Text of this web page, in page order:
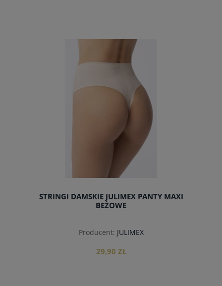
STRINGI DAMSKIE JULIMEX PANTY MAXI
BEŻOWE
Producent: JULIMEX
29,90 ZŁ